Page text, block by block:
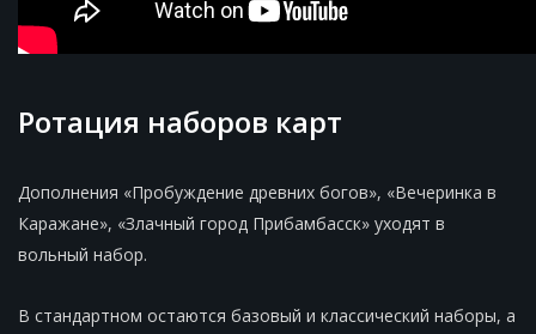
Ротация наборов карт
Дополнения «Пробуждение древних богов», «Вечеринка в
Каражане», «Злачный город Прибамбасск» уходят в
вольный набор.
В стандартном остаются базовый и классический наборы, а